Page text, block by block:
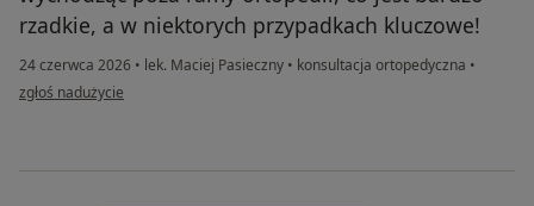
rzadkie, a w niektorych przypadkach kluczowe!
24 czerwca 2026 • lek. Maciej Pasieczny • konsultacja ortopedyczna •
w opinii użytkownika Pacjent
zgłoś nadużycie